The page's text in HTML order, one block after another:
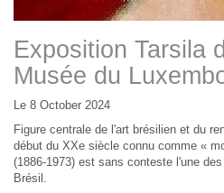
Exposition Tarsila
Musée du
Le 8 October 2024
Figure centrale de l'art brésilien et du
début du XXe siècle connu comme «
(1886-1973) est sans conteste l'une
Brésil.